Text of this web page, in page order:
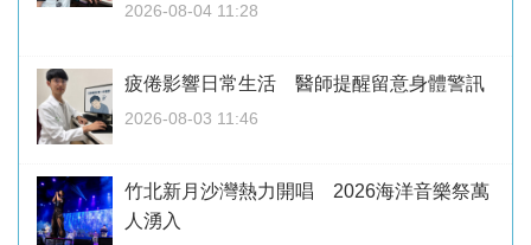
2026-08-04 11:28
疲倦影響日常生活 醫師提醒留意身體警訊
2026-08-03 11:46
竹北新月沙灣熱力開唱 2026海洋音樂祭萬
人湧入